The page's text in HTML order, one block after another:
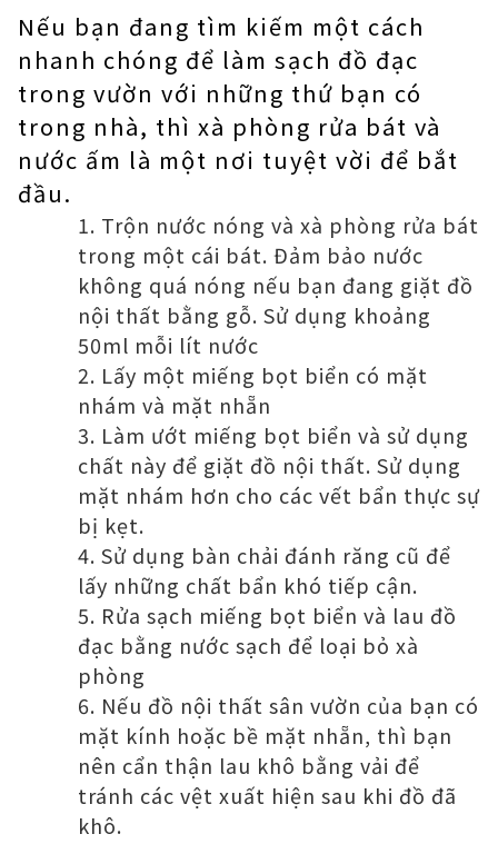
Nếu bạn đang tìm kiếm một cách
nhanh chóng để làm sạch đồ đạc
trong vườn với những thứ bạn có
trong nhà, thì xà phòng rửa bát và
nước ấm là một nơi tuyệt vời để bắt
đầu.
Trộn nước nóng và xà phòng rửa bát
trong một cái bát. Đảm bảo nước
không quá nóng nếu bạn đang giặt đồ
nội thất bằng gỗ. Sử dụng khoảng
50ml mỗi lít nước
Lấy một miếng bọt biển có mặt
nhám và mặt nhẵn
Làm ướt miếng bọt biển và sử dụng
chất này để giặt đồ nội thất. Sử dụng
mặt nhám hơn cho các vết bẩn thực sự
bị kẹt.
Sử dụng bàn chải đánh răng cũ để
lấy những chất bẩn khó tiếp cận.
Rửa sạch miếng bọt biển và lau đồ
đạc bằng nước sạch để loại bỏ xà
phòng
Nếu đồ nội thất sân vườn của bạn có
mặt kính hoặc bề mặt nhẵn, thì bạn
nên cẩn thận lau khô bằng vải để
tránh các vệt xuất hiện sau khi đồ đã
khô.